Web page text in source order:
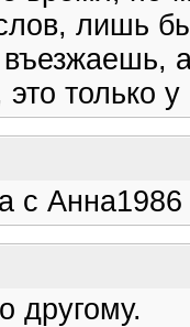
лишь
въезжаешь,
только у
с Анна1986
другому.